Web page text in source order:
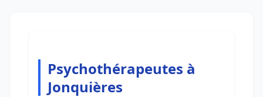
Psychothérapeutes à
Jonquières